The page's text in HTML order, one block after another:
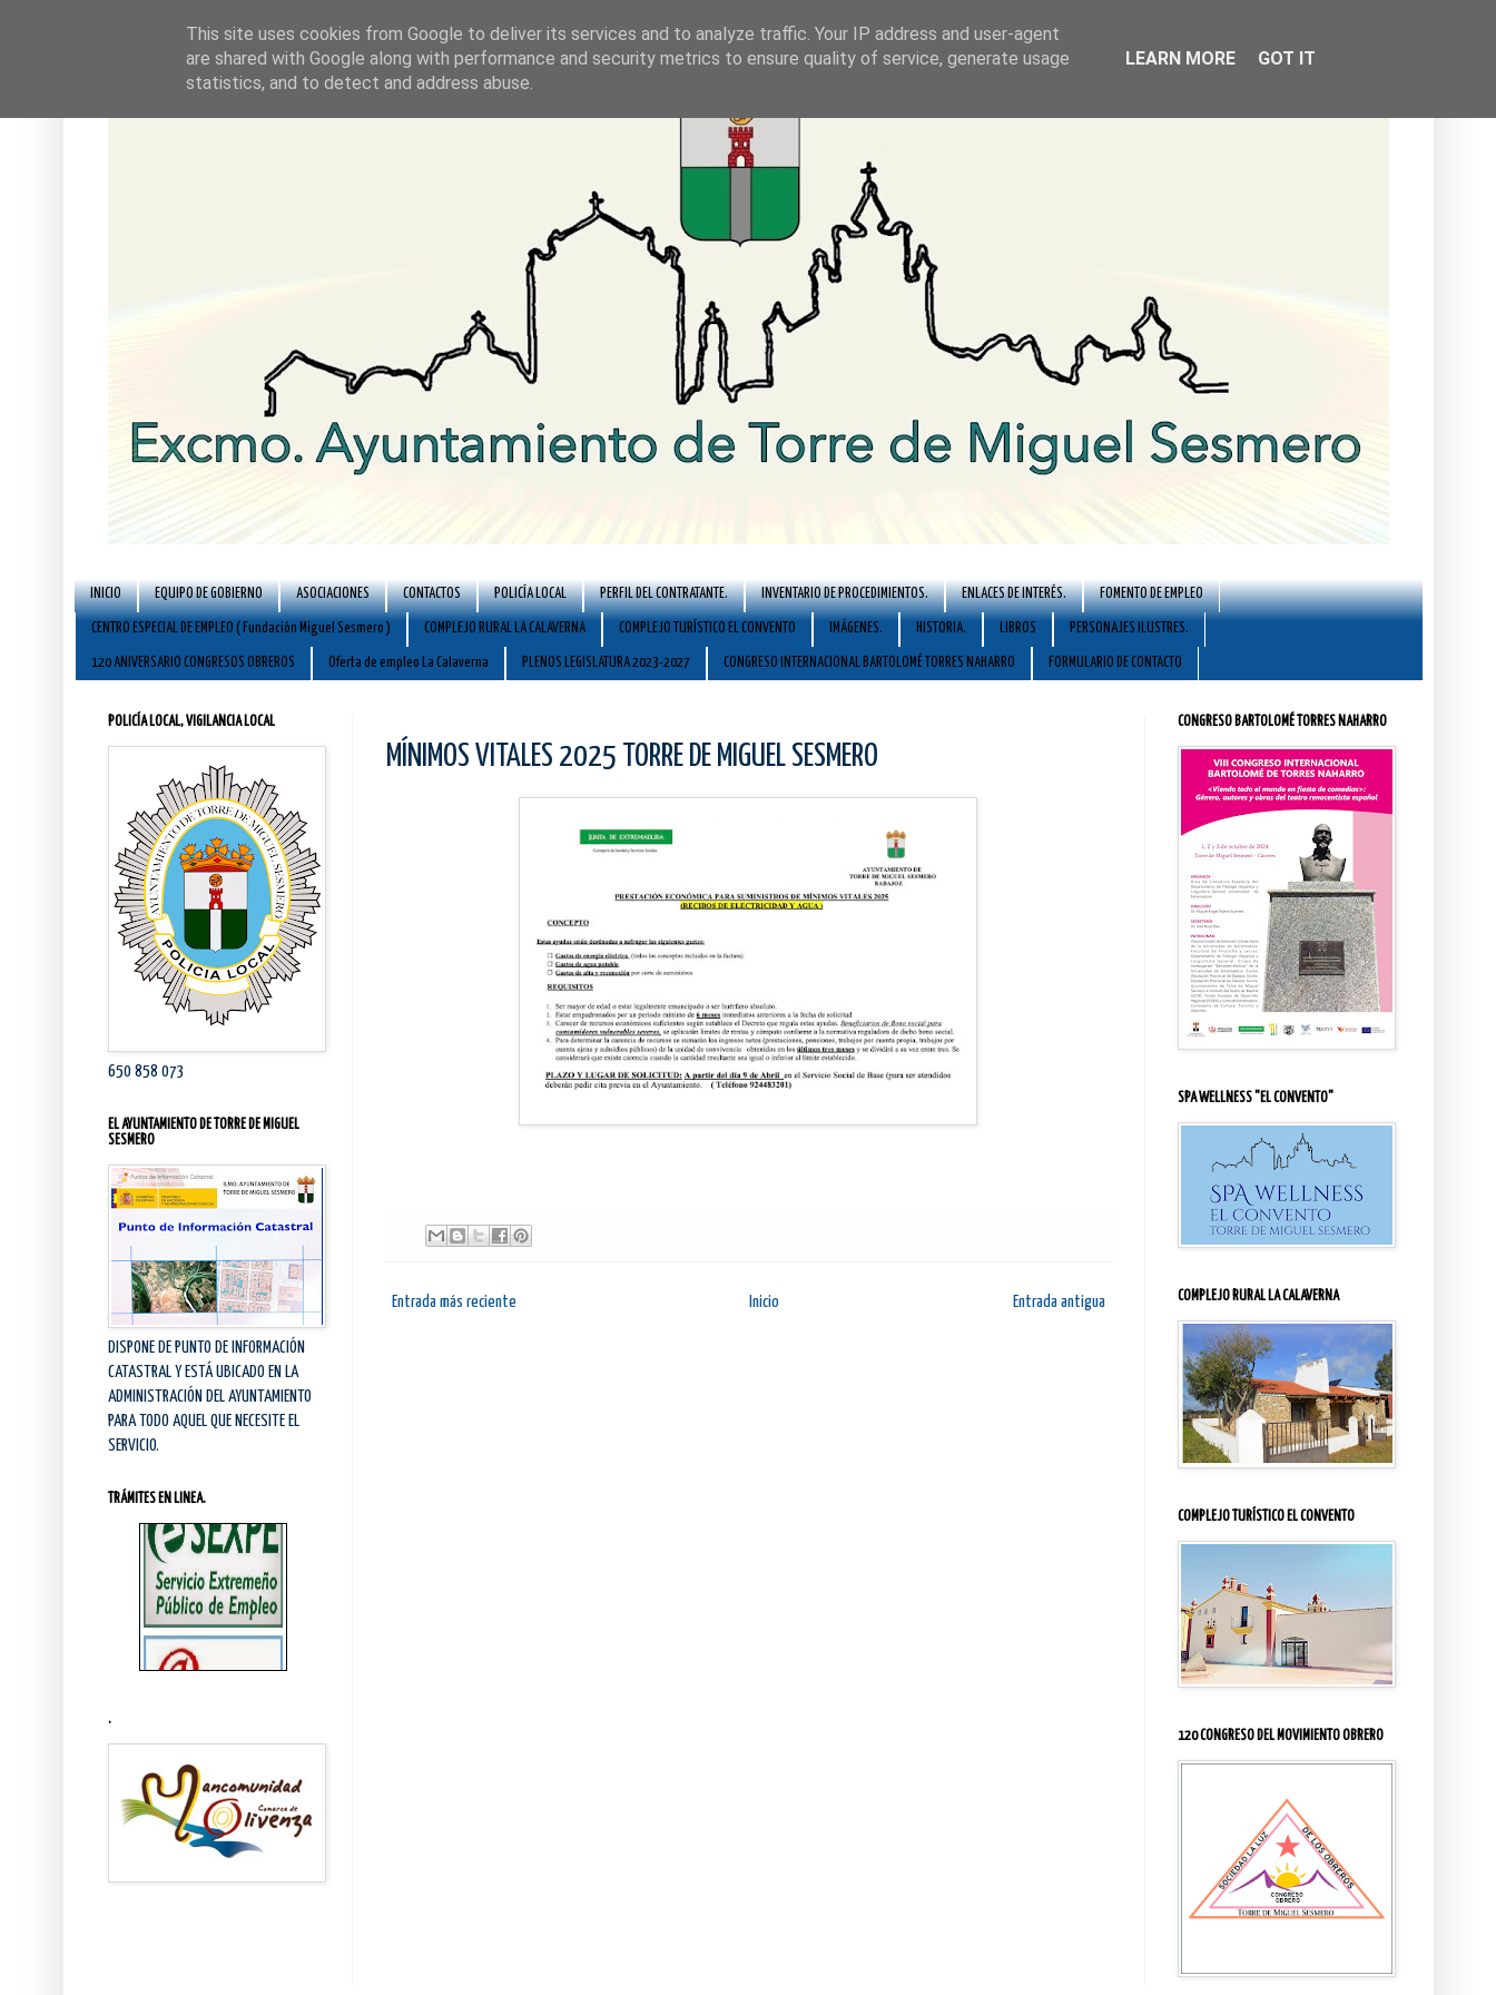
INICIO EQUIPO DE GOBIERNO ASOCIACIONES CONTACTOS POLICÍA LOCAL PERFIL DEL CONTRATANTE. INVENTARIO DE PROCEDIMIENTOS. ENLACES DE INTERÉS. FOMENTO DE EMPLEO
CENTRO ESPECIAL DE EMPLEO ( Fundación Miguel Sesmero ) COMPLEJO RURAL LA CALAVERNA COMPLEJO TURÍSTICO EL CONVENTO IMÁGENES. HISTORIA. LIBROS PERSONAJES ILUSTRES.
120 ANIVERSARIO CONGRESOS OBREROS Oferta de empleo La Calaverna PLENOS LEGISLATURA 2023-2027 CONGRESO INTERNACIONAL BARTOLOMÉ TORRES NAHARRO FORMULARIO DE CONTACTO
MÍNIMOS VITALES 2025 TORRE DE MIGUEL SESMERO
Entrada más reciente Entrada antigua
Inicio
POLICÍA LOCAL, VIGILANCIA LOCAL
650 858 073
EL AYUNTAMIENTO DE TORRE DE MIGUEL
SESMERO
DISPONE DE PUNTO DE INFORMACIÓN
CATASTRAL Y ESTÁ UBICADO EN LA
ADMINISTRACIÓN DEL AYUNTAMIENTO
PARA TODO AQUEL QUE NECESITE EL
SERVICIO.
TRÁMITES EN LINEA.
.
CONGRESO BARTOLOMÉ TORRES NAHARRO
SPA WELLNESS "EL CONVENTO"
COMPLEJO RURAL LA CALAVERNA
COMPLEJO TURÍSTICO EL CONVENTO
120 CONGRESO DEL MOVIMIENTO OBRERO
This site uses cookies from Google to deliver its services and to analyze traffic. Your IP address and user-agent
are shared with Google along with performance and security metrics to ensure quality of service, generate usage
statistics, and to detect and address abuse.
LEARN MORE GOT IT